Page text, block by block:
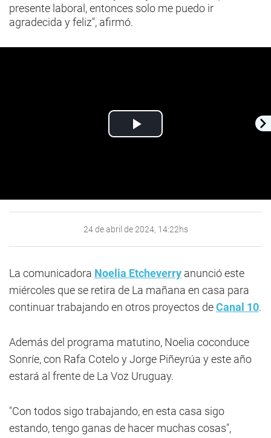
presente laboral, entonces solo me puedo ir
agradecida y feliz", afirmó.
Play
24 de abril de 2024, 14:22hs
La comunicadora Noelia Etcheverry anunció este
miércoles que se retira de La mañana en casa para
continuar trabajando en otros proyectos deCanal 10.
Además del programa matutino, Noelia coconduce
Sonríe, con Rafa Cotelo y Jorge Piñeyrúa y este año
estará al frente de La Voz Uruguay.
"Con todos sigo trabajando, en esta casa sigo
estando, tengo ganas de hacer muchas cosas",